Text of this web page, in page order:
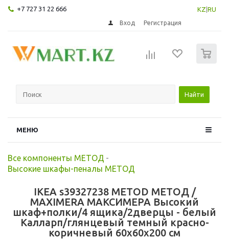
+7 727 31 22 666 KZ RU
Вход Регистрация
Найти
МЕНЮ
Все компоненты МЕТОД -
Высокие шкафы-пеналы МЕТОД
IKEA s39327238 METOD МЕТОД /
MAXIMERA МАКСИМЕРА Высокий
шкаф+полки/4 ящика/2дверцы - белый
Калларп/глянцевый темный красно-
коричневый 60x60x200 см